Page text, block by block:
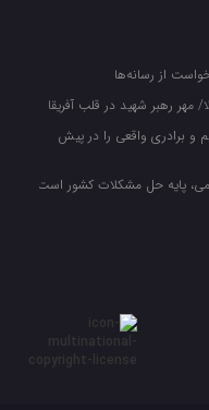
از رسانه‌ها
مهر رهبر شهید در قلب آفریقا
و برادری واقعی را در پیش
پایه حل مشکلات کشور است